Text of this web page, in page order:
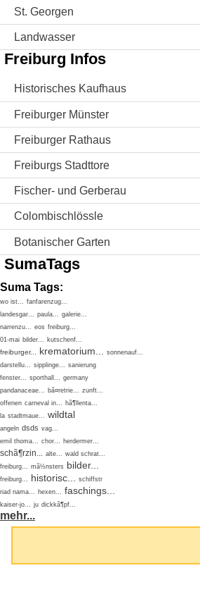
St. Georgen
Landwasser
Freiburg Infos
Historisches Kaufhaus
Freiburger Münster
Freiburger Rathaus
Freiburgs Stadttore
Fischer- und Gerberau
Colombischlössle
Botanischer Garten
SumaTags
Suma Tags:
wo ist... fanfarenzug...
landesgar... paula... galerie...
narrenzu... eos freiburg...
01-mai bilder... kutschenf...
freiburger... krematorium...
sonnenauf...
darstellu... sipplinge... sanierung
fenster... sporthall... germany
pandanaceae... bã¤retrie... zunft...
offenen carneval in... hã¶llenta...
la stadtmaue... wildtal
angeln dsds vag...
emil thoma... chor... herdermer...
schã¶rzin... alte... wald schrat...
freiburg... mã½nsters bilder...
freiburg... historisc...
schiffstr
riad nama... hexen... faschings...
kaiser-jo... ju dickkã¶pf...
mehr...